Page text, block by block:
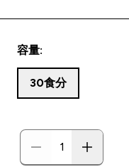
容量:
30食分